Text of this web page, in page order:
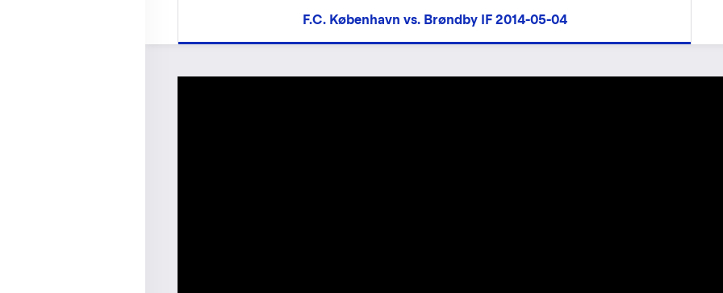
F.C. København vs. Brøndby IF 2014-05-04